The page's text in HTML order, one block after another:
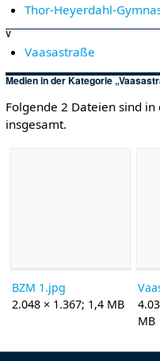
Thor-Heyerdahl-
V
Vaasastraße
Medien in der Kategorie
Folgende 2 Dateien sind
insgesamt.
BZM 1.jpg
2.048 × 1.367; 1,4 MB
MB